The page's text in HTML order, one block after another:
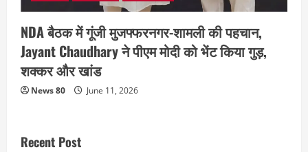
NDA बैठक में गूंजी मुजफ्फरनगर-शामली की पहचान,
Jayant Chaudhary ने पीएम मोदी को भेंट किया गुड़,
शक्कर और खांड
News 80 June 11, 2026
Recent Post